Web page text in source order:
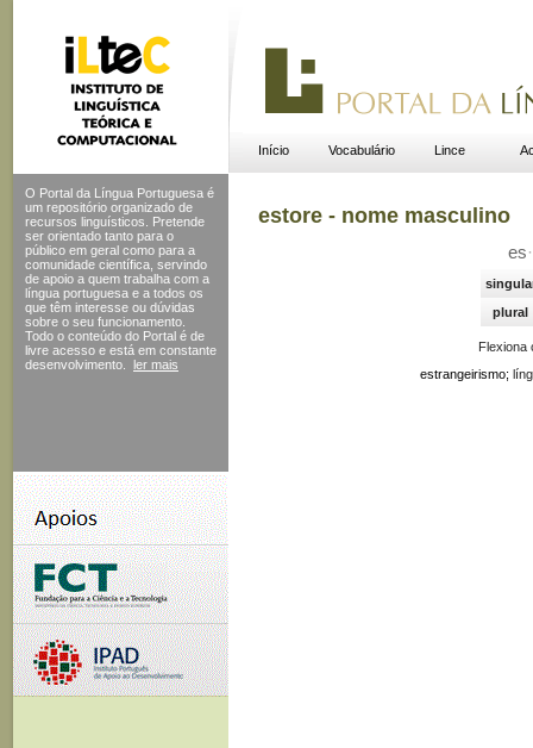
Início Vocabulário Lince
O Portal da Língua Portuguesa é
um repositório organizado de
recursos linguísticos. Pretende
ser orientado tanto para o
público em geral como para a
comunidade científica, servindo
de apoio a quem trabalha com a
língua portuguesa e a todos os
que têm interesse ou dúvidas
sobre o seu funcionamento.
Todo o conteúdo do Portal é de
livre acesso e está em constante
desenvolvimento.
ler mais
estore - nome masculino
es·
plural
Flexiona
estrangeirismo;